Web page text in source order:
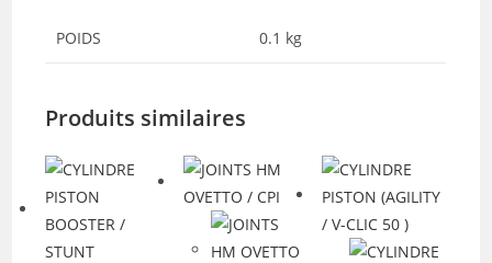
POIDS 0.1 kg
Produits similaires